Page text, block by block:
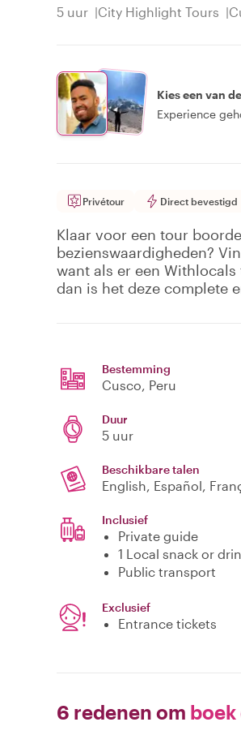
5 uur City Highlight Tours
Kies een van de
Experience
Privétour Direct bevestigd
Klaar voor een tour
bezienswaardigheden?
want als er een
dan is het deze complete
Bestemming
Cusco, Peru
Duur
5 uur
Beschikbare talen
English, Español,
Inclusief
Private guide
1 Local snack or
Public transport
Exclusief
Entrance tickets
6 redenen om boek